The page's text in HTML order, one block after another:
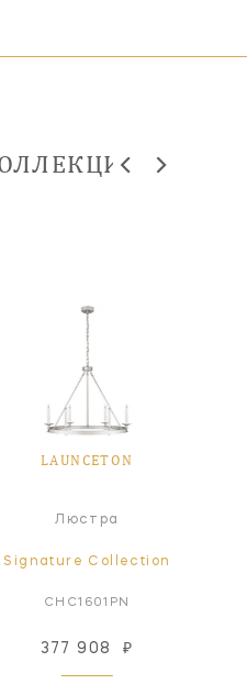
LAUNCETON
Люстра
Signature Collection
CHC1601PN
377 908 ₽